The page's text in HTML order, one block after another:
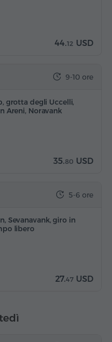
44.12 USD
grotta degli Uccelli,
Areni, Noravank
9-10 ore
35.80 USD
Sevanavank, giro in
libero
5-6 ore
27.47 USD